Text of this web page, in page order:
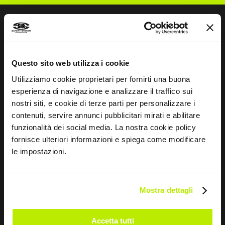
Questo sito web utilizza i cookie
Utilizziamo cookie proprietari per fornirti una buona
esperienza di navigazione e analizzare il traffico sui
nostri siti, e cookie di terze parti per personalizzare i
contenuti, servire annunci pubblicitari mirati e abilitare
funzionalità dei social media. La nostra cookie policy
fornisce ulteriori informazioni e spiega come modificare
le impostazioni.
Mostra dettagli
Accetta tutti
Bleiben wir in Kontakt
Leave
this
blank
Ich habe die Datenschutzbestimmungen